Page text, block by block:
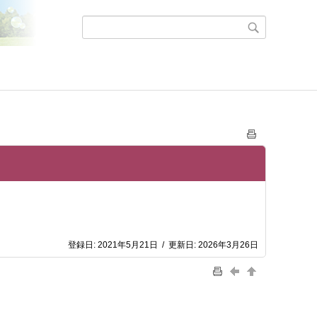
登録日: 2021年5月21日 / 更新日: 2026年3月26日